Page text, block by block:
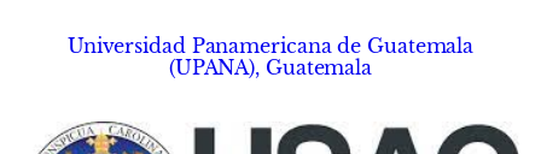
Universidad Panamericana de Guatemala
(UPANA), Guatemala